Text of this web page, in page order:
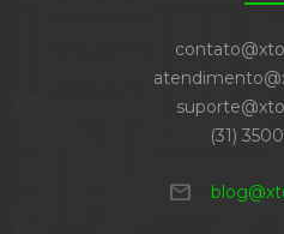
(31)
mail